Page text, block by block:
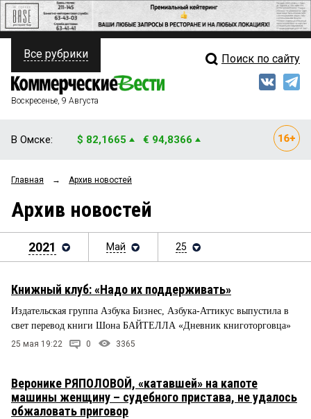
ПОЛИТИКА
ФИНАНСЫ
ОБЩЕСТВО
ЗАКОН
НОВОСТИ КОМПАНИЙ
СТИЛЬ ЖИЗНИ
Свежий выпуск
Блоги
Все рубрики Поиск по сайту
Воскресенье, 9 Августа
В Омске: $ 82,1665 € 94,8366
Главная → Архив новостей
Архив новостей
2021 Май 25
Книжный клуб: «Надо их поддерживать»
Издательская группа Азбука Бизнес, Азбука-Аттикус выпустила в
свет перевод книги Шона БАЙТЕЛЛА «Дневник книготорговца»
25 мая 19:22 0 3365
Веронике РЯПОЛОВОЙ, «катавшей» на капоте
машины женщину – судебного пристава, не удалось
обжаловать приговор